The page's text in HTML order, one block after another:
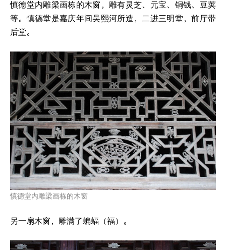
慎德堂内雕梁画栋的木窗，雕有灵芝、元宝、铜钱、豆荚
等。慎德堂是嘉庆年间吴熙河所造，二进三明堂，前厅带
后堂。
慎德堂内雕梁画栋的木窗
另一扇木窗，雕满了蝙蝠（福）。